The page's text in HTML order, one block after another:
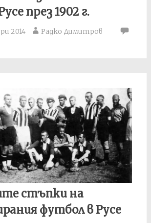
през 1902 г.
2014
Радко Димитров
стъпки на
футбол в Русе